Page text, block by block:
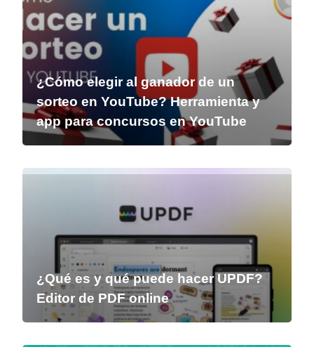
¿Cómo elegir al ganador de un
sorteo en YouTube? Herramienta y
app para concursos en YouTube
¿Qué es y qué puede hacer UPDF?
Editor de PDF online